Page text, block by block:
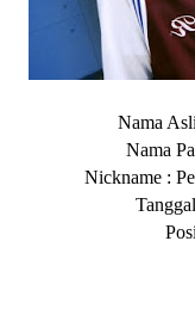
Nama
Nama
Nickname :